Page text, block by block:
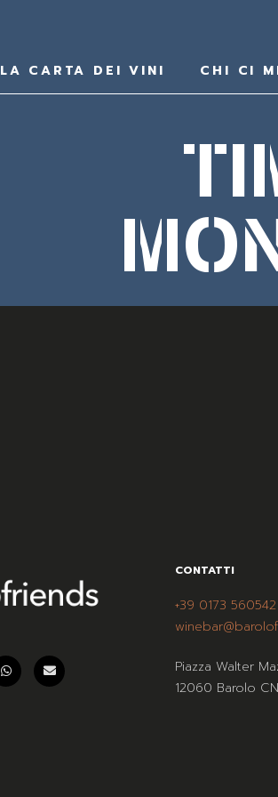
LA CARTA DEI VINI CHI CI
CONTATTI
+39 0173 560542
Piazza Walter
12060 Barolo CN